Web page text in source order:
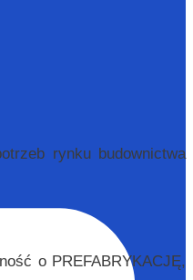
rynku budownictwa
o PREFABRYKACJĘ,